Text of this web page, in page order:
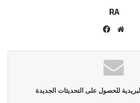
RA
موقع
للحصول على التحديثات الجديدة